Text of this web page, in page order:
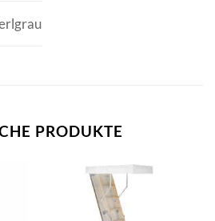
PRODUKTE